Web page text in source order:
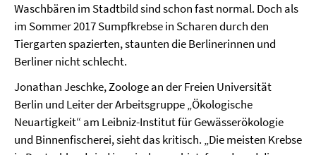
Waschbären im Stadtbild sind schon fast normal. Doch als
im Sommer 2017 Sumpfkrebse in Scharen durch den
Tiergarten spazierten, staunten die Berlinerinnen und
Berliner nicht schlecht.
Jonathan Jeschke, Zoologe an der Freien Universität
Berlin und Leiter der Arbeitsgruppe „Ökologische
Neuartigkeit“ am Leibniz-Institut für Gewässerökologie
und Binnenfischerei, sieht das kritisch. „Die meisten Krebse